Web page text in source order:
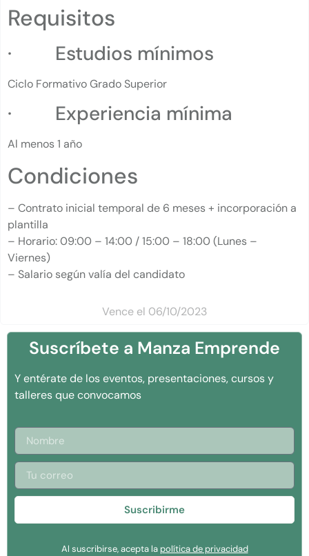
Requisitos
· Estudios mínimos
Ciclo Formativo Grado Superior
· Experiencia mínima
Al menos 1 año
Condiciones
– Contrato inicial temporal de 6 meses + incorporación a
plantilla
– Horario: 09:00 – 14:00 / 15:00 – 18:00 (Lunes –
Viernes)
– Salario según valía del candidato
Vence el 06/10/2023
Suscríbete a Manza Emprende
Y entérate de los eventos, presentaciones, cursos y
talleres que convocamos
Suscribirme
Al suscribirse, acepta la política de privacidad